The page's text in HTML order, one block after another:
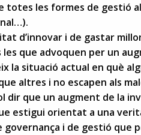
totes les formes de gestió
d’innovar i de gastar
les que advoquen per un
la situació actual en què
altres i no escapen als
dir que un augment de la
estigui orientat a una
governança i de gestió que